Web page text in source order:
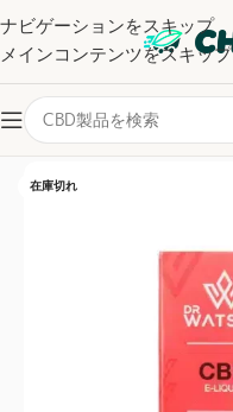
ナビゲーションをスキップ
メインコンテンツをスキップ
ホーム/セルフケア
在庫切れ